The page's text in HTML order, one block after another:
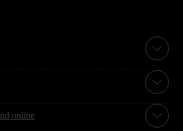
online